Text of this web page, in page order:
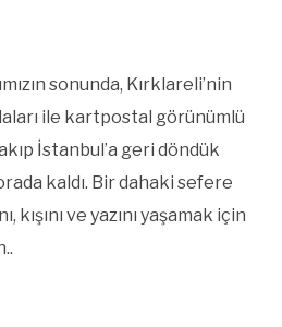
sonunda, Kırklareli’nin
ile kartpostal görünümlü
İstanbul’a geri döndük
kaldı. Bir dahaki sefere
kışını ve yazını yaşamak için